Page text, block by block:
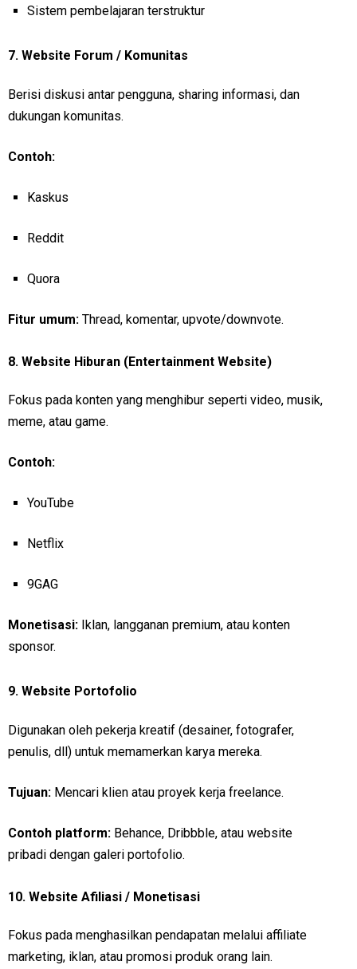
Sistem pembelajaran terstruktur
7. Website Forum / Komunitas
Berisi diskusi antar pengguna, sharing informasi, dan
dukungan komunitas.
Contoh:
Kaskus
Reddit
Quora
Fitur umum: Thread, komentar, upvote/downvote.
8. Website Hiburan (Entertainment Website)
Fokus pada konten yang menghibur seperti video, musik,
meme, atau game.
Contoh:
YouTube
Netflix
9GAG
Monetisasi: Iklan, langganan premium, atau konten
sponsor.
9. Website Portofolio
Digunakan oleh pekerja kreatif (desainer, fotografer,
penulis, dll) untuk memamerkan karya mereka.
Tujuan: Mencari klien atau proyek kerja freelance.
Contoh platform: Behance, Dribbble, atau website
pribadi dengan galeri portofolio.
10. Website Afiliasi / Monetisasi
Fokus pada menghasilkan pendapatan melalui affiliate
marketing, iklan, atau promosi produk orang lain.